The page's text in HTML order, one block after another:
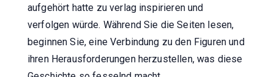
aufgehört hatte zu verlag inspirieren und
verfolgen würde. Während Sie die Seiten lesen,
beginnen Sie, eine Verbindung zu den Figuren und
ihren Herausforderungen herzustellen, was diese